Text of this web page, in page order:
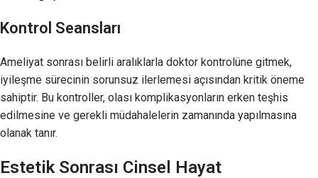
Kontrol Seansları
Ameliyat sonrası belirli aralıklarla doktor kontrolüne gitmek,
iyileşme sürecinin sorunsuz ilerlemesi açısından kritik öneme
sahiptir. Bu kontroller, olası komplikasyonların erken teşhis
edilmesine ve gerekli müdahalelerin zamanında yapılmasına
olanak tanır.
Estetik Sonrası Cinsel Hayat